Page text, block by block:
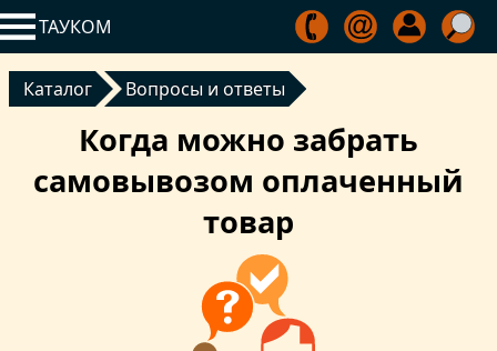
ТАУКОМ
Каталог Вопросы и ответы
Когда можно забрать
самовывозом оплаченный
товар